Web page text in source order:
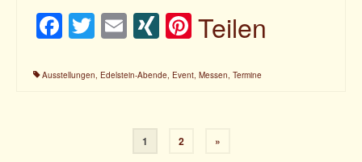
Facebook
Twitter
EmailXINGPinterest
Teilen
Ausstellungen Edelstein-Abende Event Messen Termine
Beitragsnavigation
1 2 »